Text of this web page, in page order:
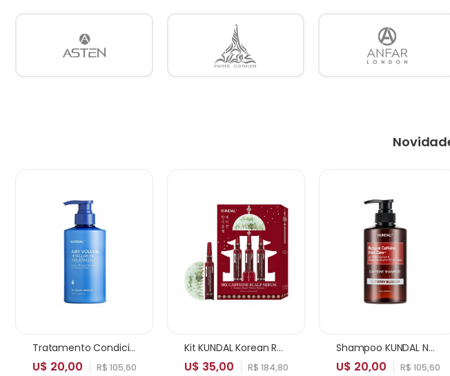
Tratamento Condicionador KUNDAL Airy Volume Hyaluron Blossom Breeze 500ml
U$ 20,00 R$ 105,60
Kit KUNDAL Korean Royal Palace Edition 10X Caffeine Scalp Serum 10ml x3 + Gua Sha Comb
U$ 35,00 R$ 184,80
Shampoo KUNDAL Natural Caffeine PH Balancing Care & Deep Cleansing Cherry Blossom 500ml
U$ 20,00 R$ 105,60